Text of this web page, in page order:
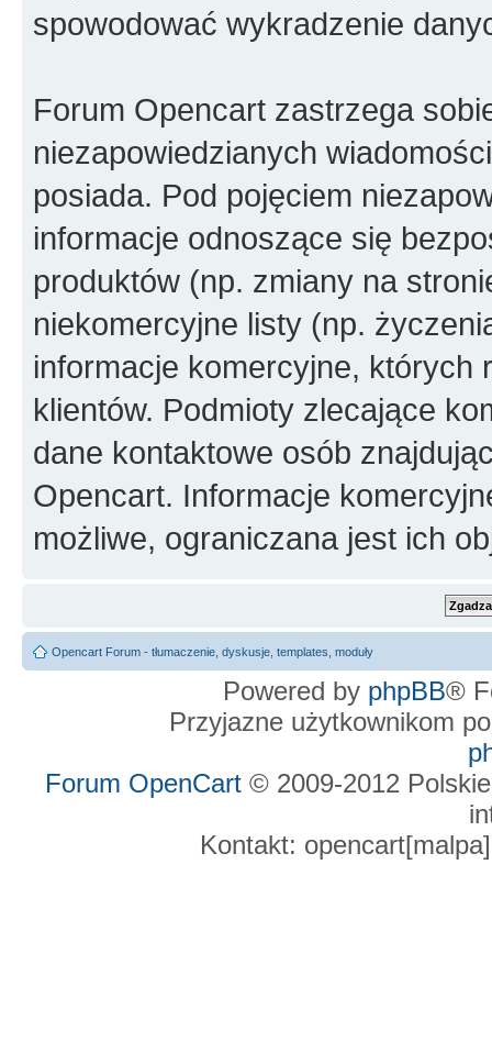
spowodować wykradzenie
Forum Opencart zastrzega
niezapowiedzianych
posiada. Pod pojęciem
informacje odnoszące się
produktów (np. zmiany na
niekomercyjne listy (np.
informacje komercyjne, których
klientów. Podmioty zlecające
dane kontaktowe osób
Opencart. Informacje
możliwe, ograniczana jest ich
Opencart Forum - tłumaczenie, dyskusje, templates, moduły
Powered by phpBB®
Przyjazne użytkownikom
Forum OpenCart © 2009-2012
Kontakt: